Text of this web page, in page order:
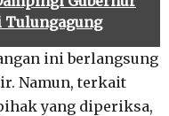
Tulungagung
ini berlangsung
Namun, terkait
yang diperiksa,